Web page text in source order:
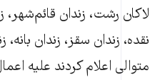
لاکان رشت، زندان قائم‌شهر،
نقده، زندان سقز، زندان
متوالی اعلام کردند علیه